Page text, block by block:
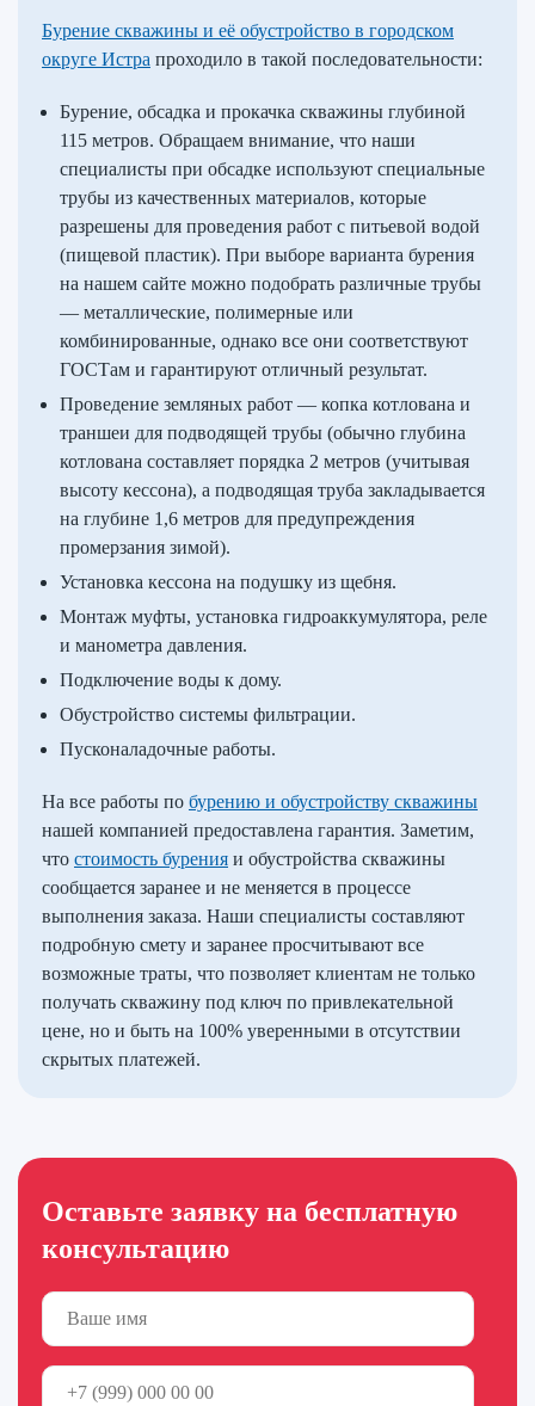
Бурение скважины и её обустройство в городском
округе Истра проходило в такой последовательности:
Бурение, обсадка и прокачка скважины глубиной
115 метров. Обращаем внимание, что наши
специалисты при обсадке используют специальные
трубы из качественных материалов, которые
разрешены для проведения работ с питьевой водой
(пищевой пластик). При выборе варианта бурения
на нашем сайте можно подобрать различные трубы
— металлические, полимерные или
комбинированные, однако все они соответствуют
ГОСТам и гарантируют отличный результат.
Проведение земляных работ — копка котлована и
траншеи для подводящей трубы (обычно глубина
котлована составляет порядка 2 метров (учитывая
высоту кессона), а подводящая труба закладывается
на глубине 1,6 метров для предупреждения
промерзания зимой).
Установка кессона на подушку из щебня.
Монтаж муфты, установка гидроаккумулятора, реле
и манометра давления.
Подключение воды к дому.
Обустройство системы фильтрации.
Пусконаладочные работы.
На все работы по бурению и обустройству скважины
нашей компанией предоставлена гарантия. Заметим,
что стоимость бурения и обустройства скважины
сообщается заранее и не меняется в процессе
выполнения заказа. Наши специалисты составляют
подробную смету и заранее просчитывают все
возможные траты, что позволяет клиентам не только
получать скважину под ключ по привлекательной
цене, но и быть на 100% уверенными в отсутствии
скрытых платежей.
Оставьте заявку на бесплатную
консультацию